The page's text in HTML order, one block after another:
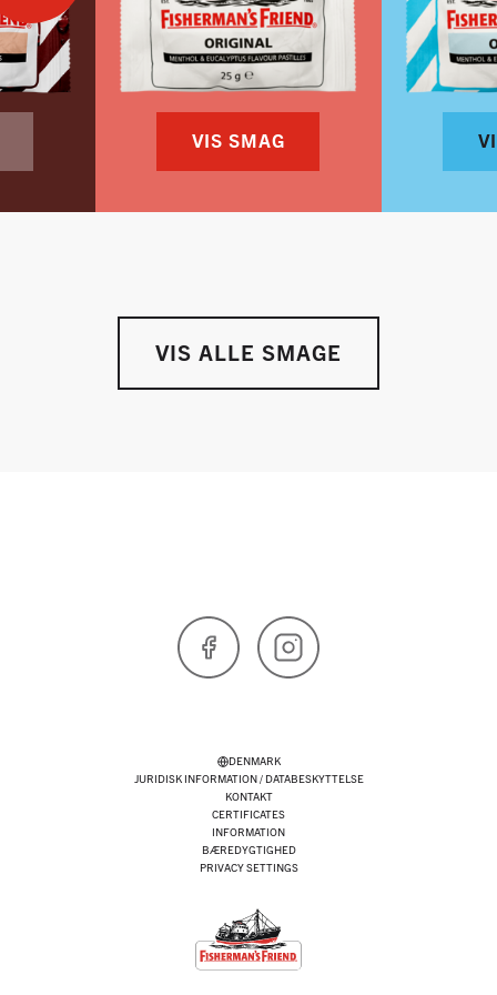
VIS SMAG
VIS ALLE SMAGE
DENMARK
JURIDISK INFORMATION / DATABESKYTTELSE
KONTAKT
CERTIFICATES
INFORMATION
BÆREDYGTIGHED
PRIVACY SETTINGS